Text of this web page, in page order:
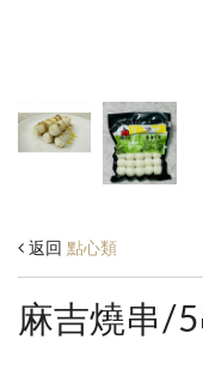
返回 點心類
麻吉燒串/